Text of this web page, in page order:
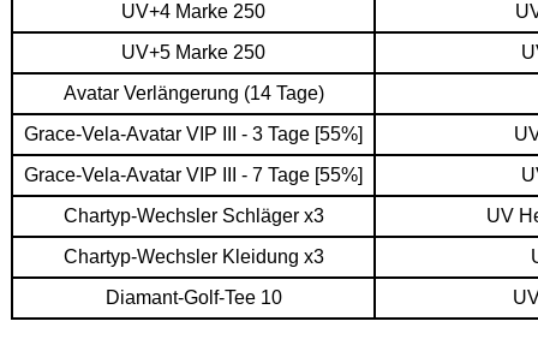
UV+4 Marke 250
UV+5 Marke 250
Avatar Verlängerung (14 Tage)
Grace-Vela-Avatar VIP III - 3 Tage [55%]
Grace-Vela-Avatar VIP III - 7 Tage [55%]
Chartyp-Wechsler Schläger x3
UV
Chartyp-Wechsler Kleidung x3
Diamant-Golf-Tee 10